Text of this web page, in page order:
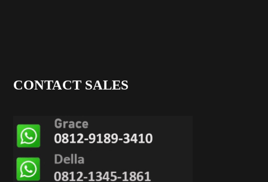
CONTACT SALES